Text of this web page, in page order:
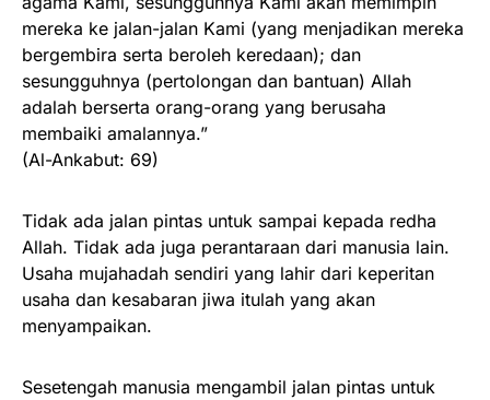
mereka ke jalan-jalan Kami (yang menjadikan mereka
bergembira serta beroleh keredaan); dan
sesungguhnya (pertolongan dan bantuan) Allah
adalah berserta orang-orang yang berusaha
membaiki amalannya.”
(Al-Ankabut: 69)
Tidak ada jalan pintas untuk sampai kepada redha
Allah. Tidak ada juga perantaraan dari manusia lain.
Usaha mujahadah sendiri yang lahir dari keperitan
usaha dan kesabaran jiwa itulah yang akan
menyampaikan.
Sesetengah manusia mengambil jalan pintas untuk